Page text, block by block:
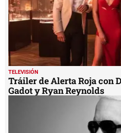
TELEVISIÓN
Tráiler de Alerta Roja con
Gadot y Ryan Reynolds